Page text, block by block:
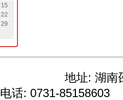
15
22
29
地址: 湖
电话: 0731-85158603